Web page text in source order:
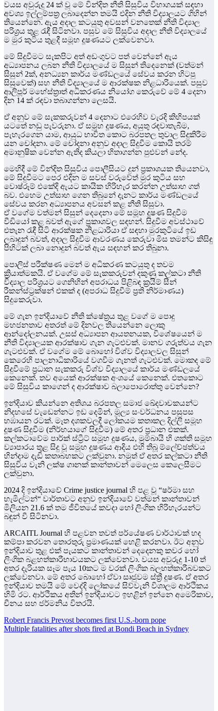
වයස අවුරුදු 24 ක් වූ මේ වින්දිත නීති සිසුවිය විභාගයක් සඳහා
අවශ්‍ය ඉල්ලුම්පත්‍ර ලබාදෙන්න තමයි එදින නීති විද්‍යාලයට ගිහින්
තියෙන්නෙ. ඇය අදාල කටයුතු අවසන් වනතෙක් නීති විද්‍යාල
පරිශ්‍රය තුළ රැඳී සිටිනවා. පසුව මේ සිසුවිය අදාල නීති විද්‍යාලයේ
ම මුර කුටිය තුළදී සමූහ දූෂණයට ලක්වෙනවා.
මේ සිදුවීමට සැකපිට අත් අඩංගුවට පත් වෙන්නේ ඇය
අධ්‍යාපනය ලබන නීති විද්‍යාලයේ ම සිසුන් තිදෙනෙක් (වත්මන්
සිසුන් 2ක්, අනධ්‍යන කාර්ය මණ්ඩලයේ සේවය කරන හිටපු
සිසුවෙක්) සහ නීති විද්‍යාලයේ ම ආරක්ෂක නිළධාරියෙක්. පසුව
ආලිපූර් මහේස්ත්‍රාත් අධිකරණය නියෝග කෙරුවේ මේ 4 දෙනා
දින 14 ක් රඳවා තබාගන්නා ලෙසයි.
ඒ අනුව මේ සැකකරුවන් 4 දෙනාට එරෙහිව වැරදි කිහිපයක්
යටතේ නඩු පැවරුනා. ඒ සමූහ දූෂණය, අයුතු රඳවාතැබීම,
පැහැරගෙන යාම, ආයුධ භාවිත කොට බරපතල තුවාල සිදුකිරීම
යන චෝදනා. මේ චෝදනා අනුව අදාල සිදුවීම කොයි තරම්
අමානුෂික වෙන්න ඇතිද කියලා හිතාගන්න පුළුවන් නේද.
මෙහිදී මේ වින්දිත සිසුවිය පොලීසියට දුන් ප්‍රකාශයක තියෙනවා,
මේ සිදුවීමට පෙර එදින ම සවස් වරුවේත් මුර කුටිය සහ
වොෂ්රූම් එකේදි ඇයට කායික හිරිහැර කරන්න උත්සාහ ගත්
බව. එහෙම උත්සාහ ගෙන තිබුනේ දැනට කාර්ය මණ්ඩලයේ
සේවය කරන අධ්‍යාපනය අවසන් කළ නීති සිසුවා.
ඒ වගේම වත්මන් සිසුන් දෙදෙනා මේ සමූහ දූෂණ සිදුවීම
වීඩියෝ කළ බවත් ඇගේ ප්‍රකාශවල සඳහන්. සිදුවීම අවස්ථාවේ
එතැන රැඳී සිටි ආරක්ෂක නිළධාරියා ඒ සඳහා මුරකුටියේ ඉඩ
ලබාදුන් බවත්, අදාල සිදුවීම ආවරණය කෙරුවා මිස තමන්ට කිසිඳු
පිහිටක් ලබා නොදුන් බවත් ඇය සඳහන් කර තිබුනා.
පොලිස් පරීක්ෂණ මෙන් ම අධිකරණ කටයුතු ද තවම
ක්‍රියාත්මකයි. ඒ වගේම මේ සැකකරුවන් දකුණු කල්කටා නීති
විද්‍යාල පරිශ්‍රයට ගෙනිහින් අපරාධය පිළිබඳ ක්‍රයිම් සීන්
රීකන්ස්ට්‍රක්ෂන් එකක් ද (අපරාධ සිදුවීම් ප්‍රති නිර්මාණය)
සිදුකෙරුවා.
මේ ගැන ඉන්දියාවේ නීති ක්ෂේත්‍රය තුළ වගේ ම පොදු
මහජනතාව අතරත් මේ දිනවල තියෙන්නෙ ලොකු
ආන්දෝලනයක්. උසස් අධ්‍යාපන ආයතනයක, විශේෂයෙන් ම
නීති විද්‍යාලයක ආරක්ෂාව ගැන ගැටළුවක්. මානව ගරුත්වය ගැන
ගැටළුවක්. ඒ වගේම මේ බොහෝ විශ්ව විද්‍යාලවල සිසුන්
කෙරෙහි පාලනාධිකාරියේ වගවීම ගැනත් ගැටළුවක්. මොකද මේ
සිදුවීමේ ප්‍රධාන සැකකරු විශ්ව විද්‍යාලයේ කාර්ය මණ්ඩලයේ
කෙනෙක්. තව අයෙක් ආරක්ෂක අංශයේ කෙනෙක්. එතකොට
මේ සිසුවිය කාගෙන් ද ආරක්ෂාව බලාපොරොත්තු වෙන්නෙ?
ඉන්දියාව කියන්නෙ අතිශය බරපතල සමාජ ඛේදවාචකයන්ට
නිදහසේ වැඩෙන්නට ඉඩ දෙමින්, මූල්‍ය සංවර්ධනය පසුපස
හඹායන රටක්. මෑත දශකවලදී ලෝකයම කතාකල දිල්ලි සමූහ
දූෂණ සිදුවීම (නිර්භයාගේ සිදුවීම) මේ අතර ප්‍රධාන එකක්.
කල්කටාවේම පාර්ක් ස්ට්‍රීට් සමූහ දූෂණය, මුම්බායි හි ශක්ති සමූහ
ව්‍යාපාරය තුළ සිදු වූ සමූහ දූෂණය ආදිය එහි තිබූ ම්ලේච්ඡත්වය
හින්දාම දැඩි කතාබහකට ලක්වුනා. නමුත් ඒ අතර කල්කටා නීති
සිසුවිය වැනි ලක්ෂ ගානක් කාන්තාවන් මෙලෙස කෙලෙසීමට
ලක්වුනා.
2024 දි ඉන්දියාවේ Crime justice journal හි පළ වූ “ෂර්මා සහ
හැමිල්ටන්“ වාර්තාවට අනුව ඉන්දියාවේ වත්මන් කාන්තාවන්
මිලියන 21.6 ක් තම ජීවිතයේ කවදා හෝ ලිංගික හිරිහැරයන්ට
බඳුන් වී සිටිනවා.
ARCAITL Journal හි පළවන තවත් පර්යේෂණ වාර්ථාවක් හද
කම්පා කරවන තොරතුරු ප්‍රමාණයක් හෙළි කරනවා. ඊට අනුව
ඉන්දියාව තුළ එක් පැයකට කාන්තාවන් දෙදෙනකු කවර හෝ
ලිංගික බළහත්කාරීභාවයකට ලක්වෙනවා. වයස අවුරුදු 1-10 ත්
අතර දැරියක සෑම පැය 10කට ම වරක් ලිංගික බලහත්කාරීබවකට
ලක්වෙනවා. මේ අතර බොහෝ ඒවා සෘජුවම ස්ත්‍රී දූෂණ. ඒ අතර
ඉන්දියාව තමයි මේ වෙද්දි ලෝකයේ සිව්වැනි විශාලම ආර්ථිකය
හිමි රට. ආර්ථිකය අතින් ඉන්දියාවට ඉහළින් ඉන්නෙ අමෙරිකාව,
චීනය සහ ජර්මනිය විතරයි.
Post
navigation
Robert Francis Prevost becomes first U.S.-born pope
Multiple fatalities after shots fired at Bondi Beach in Sydney